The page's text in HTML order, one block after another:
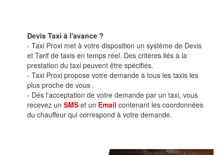
Devis Taxi à l'avance ?
- Taxi Proxi met à votre disposition un système de Devis
et Tarif de taxis en temps réel. Des critères liés à la
prestation du taxi peuvent être spécifiés.
- Taxi Proxi propose votre demande à tous les taxis les
plus proche de vous .
- Dés l'acceptation de votre demande par un taxi, vous
recevez un SMS et un Email contenant les coordonnées
du chauffeur qui correspond à votre demande.